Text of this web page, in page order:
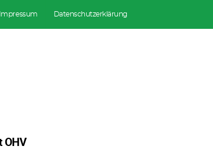
Impressum Datenschutzerklärung
OHV